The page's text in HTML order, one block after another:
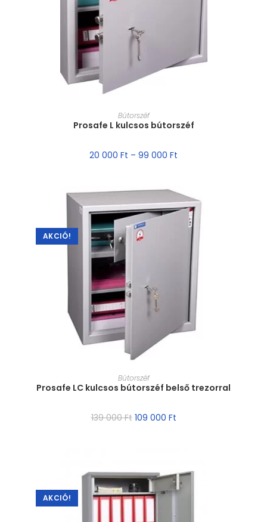
MÉRET VÁLASZTÁSA
Bútorszéf
Prosafe L kulcsos bútorszéf
20 000 Ft – 99 000 Ft
AKCIÓ!
MÉRET VÁLASZTÁSA
Bútorszéf
Prosafe LC kulcsos bútorszéf belső trezorral
139 000Ft 109 000 Ft
AKCIÓ!